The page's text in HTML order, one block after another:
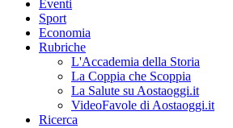
Eventi
Sport
Economia
Rubriche
L'Accademia della Storia
La Coppia che Scoppia
La Salute su Aostaoggi.it
VideoFavole di Aostaoggi.it
Ricerca